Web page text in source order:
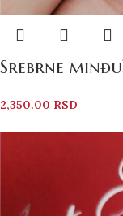
Srebrne
2,350.00 RSD